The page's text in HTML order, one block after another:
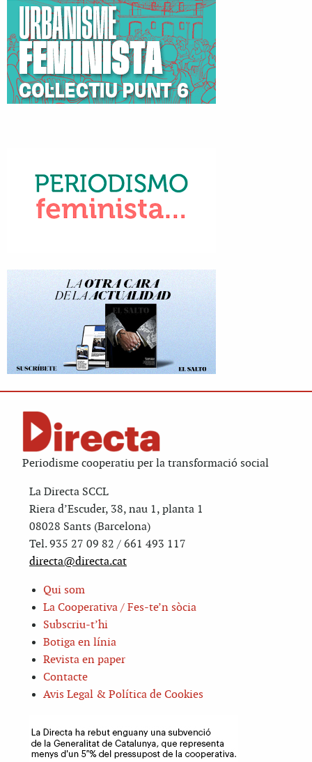
Periodisme cooperatiu per la transformació social
La Directa SCCL
Riera d’Escuder, 38, nau 1, planta 1
08028 Sants (Barcelona)
Tel. 935 27 09 82 / 661 493 117
directa@directa.cat
Qui som
La Cooperativa / Fes-te’n sòcia
Subscriu-t’hi
Botiga en línia
Revista en paper
Contacte
Avis Legal & Política de Cookies